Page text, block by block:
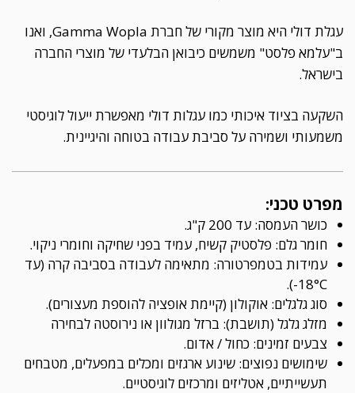
עגלת דולי היא מוצר מקורי של חברת Gamma Wopla, ואנו
ב"עלמא פלסט" משמשים כיבואן הבלעדי של מוצרי החברה
בישראל.
השקעה בציוד איכותי כמו עגלות דולי מאפשרת ייעול לוגיסטי
משמעותי ושמירה על סביבת עבודה בטוחה והיגיינית.
מפרט טכני:
כושר העמסה: עד 200 ק"ג.
חומר גלם: פלסטיק קשיח, עמיד בפני שחיקה וחומרי ניקוי.
עמידות בטמפרטורה: מתאימה לעבודה בסביבה קרה (עד
18°C-).
סוג גלגלים: אוקולון (קיימת אופציה להוספת מעצורים).
מזלג גלגל (תושבת): ברזל מגולוון או נירוסטה לבחירה
צבעים זמינים: כחול / אדום.
שימושים נפוצים: שינוע ארגזים ומכלים במפעלים, מטבחים
תעשייתיים, אטליזים ומרכזים לוגיסטיים.